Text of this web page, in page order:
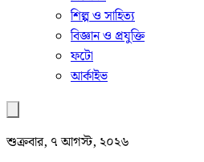
শিল্প ও সাহিত্য
বিজ্ঞান ও প্রযুক্তি
ফটো
আর্কাইভ
শুক্রবার, ৭ আগস্ট, ২০২৬